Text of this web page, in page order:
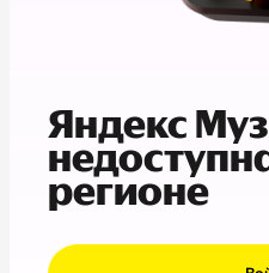
Яндекс
регионе